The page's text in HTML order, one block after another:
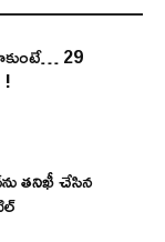
29
తనిఖీ చేసిన